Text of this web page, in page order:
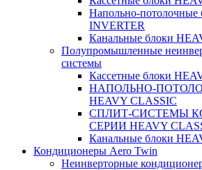
Напольно-
INVERTER
Канальные блоки
Полупромышленные
системы
Кассетные блоки
НАПОЛЬНО-
HEAVY CLASSIC
СПЛИТ-СИСТЕМЫ
СЕРИИ HEAVY
Канальные блоки
Кондиционеры Aero Twin
Неинверторные